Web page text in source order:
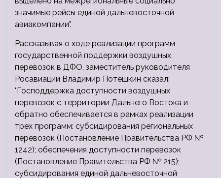
значимые рейсы единой дальневосточной
авиакомпании".
Рассказывая о ходе реализации программ
государственной поддержки воздушных
перевозок в ДФО, заместитель руководителя
Росавиации Владимир Потешкин сказал:
"Господдержка доступности воздушных
перевозок с территории Дальнего Востока и
обратно обеспечивается в рамках реализации
трех программ: субсидирования региональных
перевозок (Постановление Правительства РФ №
1242); обеспечения доступности перевозок
(Постановление Правительства РФ № 215);
субсидирования единой дальневосточной